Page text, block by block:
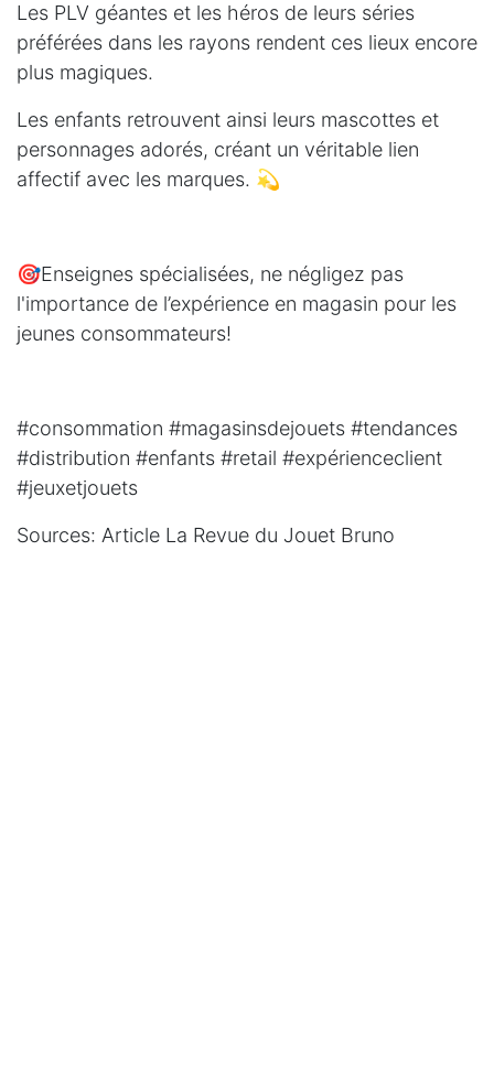
Les PLV géantes et les héros de leurs séries
préférées dans les rayons rendent ces lieux encore
plus magiques.
Les enfants retrouvent ainsi leurs mascottes et
personnages adorés, créant un véritable lien
affectif avec les marques. 💫
🎯Enseignes spécialisées, ne négligez pas
l'importance de l’expérience en magasin pour les
jeunes consommateurs!
#consommation #magasinsdejouets #tendances
#distribution #enfants #retail #expérienceclient
#jeuxetjouets
Sources: Article La Revue du Jouet Bruno